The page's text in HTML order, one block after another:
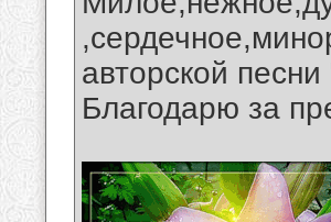
авторской
Благодарю за